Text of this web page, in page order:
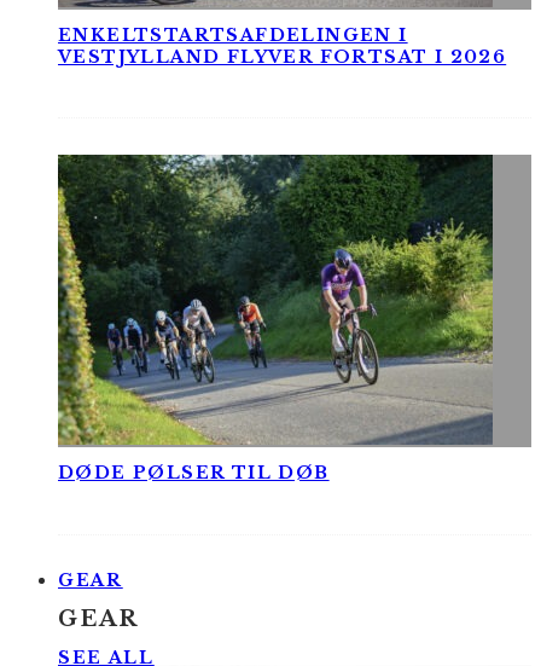
ENKELTSTARTSAFDELINGEN I
VESTJYLLAND FLYVER FORTSAT I 2026
DØDE PØLSER TIL DØB
GEAR
GEAR
SEE ALL